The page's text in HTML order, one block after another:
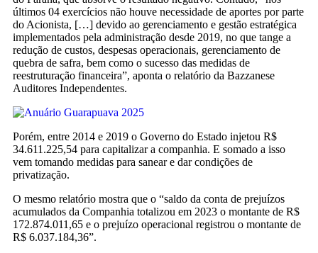
últimos 04 exercícios não houve necessidade de aportes por parte
do Acionista, […] devido ao gerenciamento e gestão estratégica
implementados pela administração desde 2019, no que tange a
redução de custos, despesas operacionais, gerenciamento de
quebra de safra, bem como o sucesso das medidas de
reestruturação financeira”, aponta o relatório da Bazzanese
Auditores Independentes.
Porém, entre 2014 e 2019 o Governo do Estado injetou R$
34.611.225,54 para capitalizar a companhia. E somado a isso
vem tomando medidas para sanear e dar condições de
privatização.
O mesmo relatório mostra que o “saldo da conta de prejuízos
acumulados da Companhia totalizou em 2023 o montante de R$
172.874.011,65 e o prejuízo operacional registrou o montante de
R$ 6.037.184,36”.